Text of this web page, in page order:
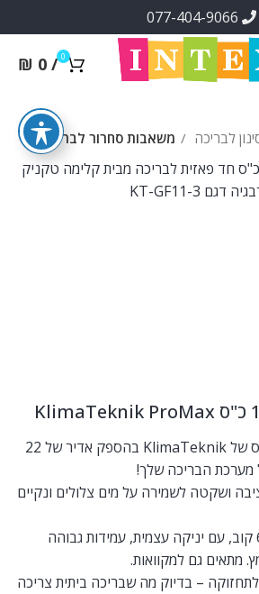
0
/
₪ 0
לבריכה משאבות סחרור לבריכה
משאבת הסחרור 1.5 כ"ס של KlimaTeknik בהספק אדיר של 22
הבריכה שלך!
ושקטה לשמירה על מים צלולים ונקיים
מתאימה לבריכות עד 60 קוב, עם יניקה עצמית, עמידות גבוהה
מתאים גם למקוואות.
– בדיוק מה שבריכה ביתית צריכה